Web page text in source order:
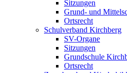
Sitzungen
Grund- und
Ortsrecht
Schulverband Kirchberg
SV-Organe
Sitzungen
Grundschule
Ortsrecht